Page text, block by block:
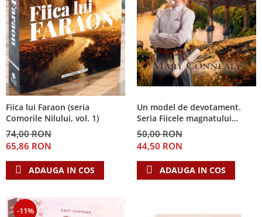
Fiica lui Faraon (seria
Comorile Nilului, vol. 1)
74,00 RON
65,86 RON
ADAUGA IN COS
Un model de devotament.
Seria Fiicele magnatului
forestier 3
50,00 RON
44,50 RON
ADAUGA IN COS
-11%